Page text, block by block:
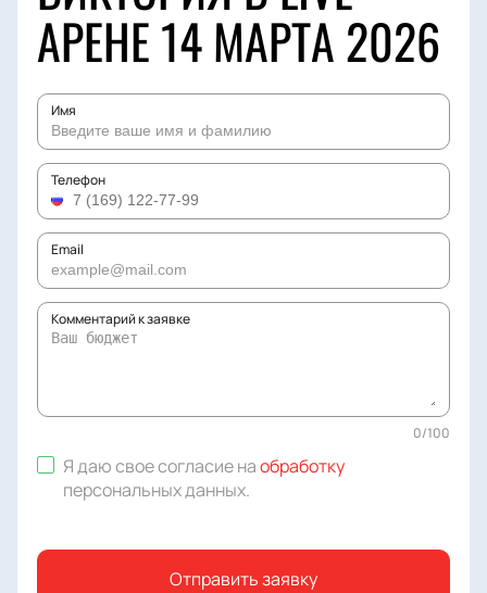
АРЕНЕ 14 МАРТА 2026
Имя
Телефон
Email
Комментарий к заявке
0/100
Я даю свое согласие наобработку
персональных данных.
Отправить заявку